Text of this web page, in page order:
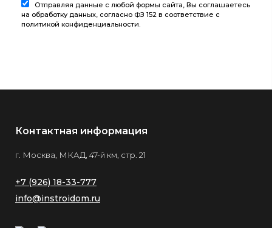
Отправляя данные с любой формы сайта, Вы соглашаетесь
на обработку данных, согласно ФЗ 152 в соответствие с
политикой конфиденциальности.
Контактная информация
г. Москва, МКАД, 47-й км, стр. 21
+7 (926) 18-33-777
info@instroidom.ru